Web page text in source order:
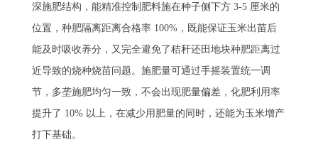
深施肥结构，能精准控制肥料施在种子侧下方 3-5 厘米的
位置，种肥隔离距离合格率 100%，既能保证玉米出苗后
能及时吸收养分，又完全避免了秸秆还田地块种肥距离过
近导致的烧种烧苗问题。施肥量可通过手摇装置统一调
节，多垄施肥均匀一致，不会出现肥量偏差，化肥利用率
提升了 10% 以上，在减少用肥量的同时，还能为玉米增产
打下基础。